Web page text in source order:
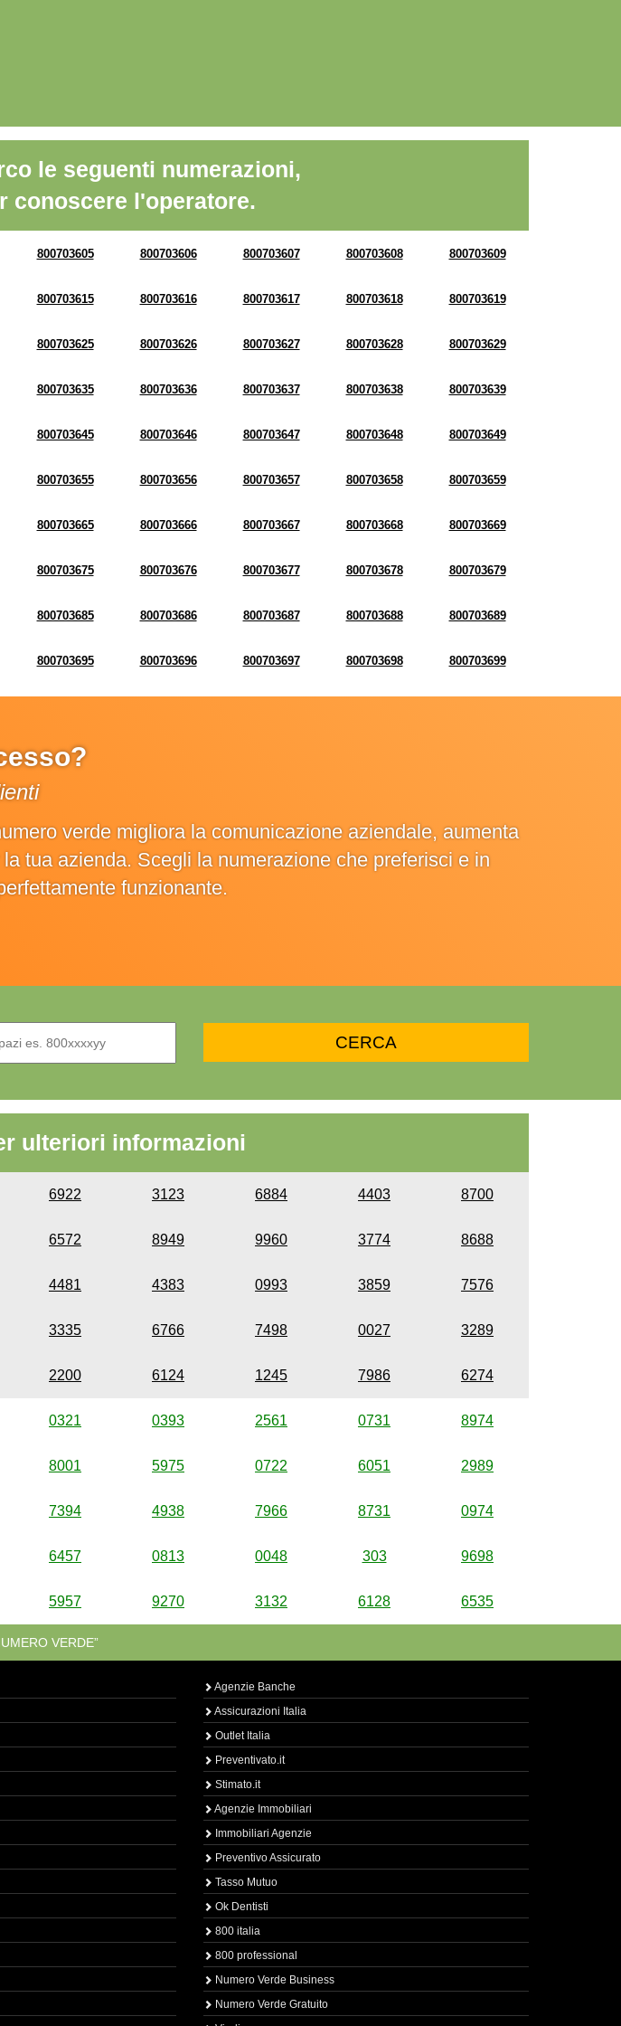
le seguenti numerazioni,
conoscere l'operatore.
800703605 800703606 800703607 800703608 800703609
800703615 800703616 800703617 800703618 800703619
800703625 800703626 800703627 800703628 800703629
800703635 800703636 800703637 800703638 800703639
800703645 800703646 800703647 800703648 800703649
800703655 800703656 800703657 800703658 800703659
800703665 800703666 800703667 800703668 800703669
800703675 800703676 800703677 800703678 800703679
800703685 800703686 800703687 800703688 800703689
800703695 800703696 800703697 800703698 800703699
verde migliora la comunicazione aziendale, aumenta
tua azienda. Scegli la numerazione che preferisci e in
funzionante.
ulteriori informazioni
6922 3123 6884 4403 8700
6572 8949 9960 3774 8688
4481 4383 0993 3859 7576
3335 6766 7498 0027 3289
2200 6124 1245 7986 6274
0321 0393 2561 0731 8974
8001 5975 0722 6051 2989
7394 4938 7966 8731 0974
6457 0813 0048 303 9698
5957 9270 3132 6128 6535
VERDE”
Agenzie Banche
Assicurazioni Italia
Outlet Italia
Preventivato.it
Stimato.it
Agenzie Immobiliari
Immobiliari Agenzie
Preventivo Assicurato
Tasso Mutuo
Ok Dentisti
800 italia
800 professional
Numero Verde Business
Numero Verde Gratuito